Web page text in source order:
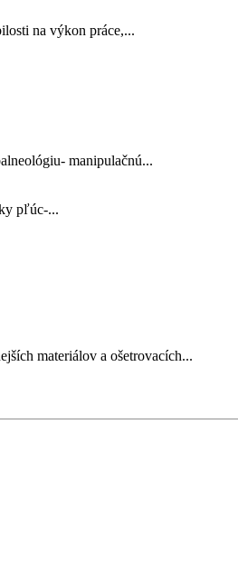
na výkon práce,...
manipulačnú...
pľúc-...
materiálov a ošetrovacích...